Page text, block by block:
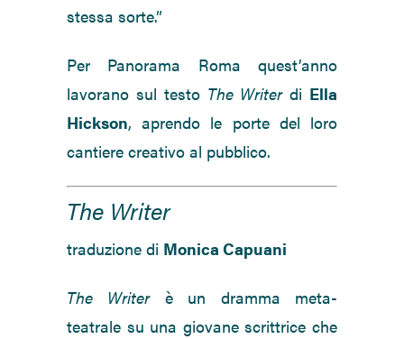
stessa sorte.”
Per Panorama Roma quest’anno
lavorano sul testo The Writerdi Ella
Hickson, aprendo le porte del loro
cantiere creativo al pubblico.
The Writer
traduzione di Monica Capuani
The Writerè un dramma meta-
teatrale su una giovane scrittrice che